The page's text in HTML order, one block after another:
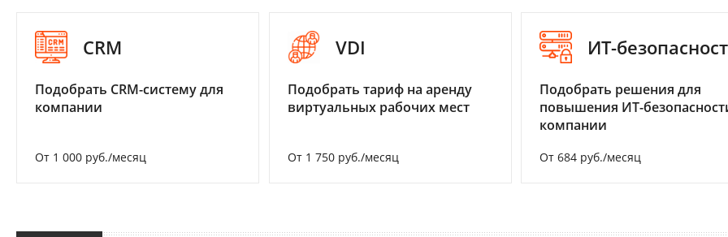
CRM
Подобрать CRM-систему для
компании
От 1 000 руб./месяц
VDI
Подобрать тариф на аренду
виртуальных рабочих мест
От 1 750 руб./месяц
ИТ-
Подобрать решения для
повышения ИТ-
компании
От 684 руб./месяц